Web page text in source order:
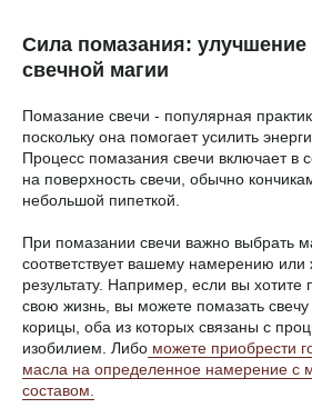
Сила помазания: улучшение
свечной магии
Помазание свечи - популярная
поскольку она помогает усилить
Процесс помазания свечи включает в
на поверхность свечи, обычно
небольшой пипеткой.
При помазании свечи важно выбрать
соответствует вашему намерению
результату. Например, если вы хотите
свою жизнь, вы можете помазать
корицы, оба из которых связаны с
изобилием. Либо можете приобрести
масла на определенное намерение с
составом.